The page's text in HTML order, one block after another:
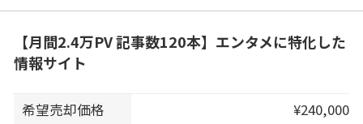
【月間2.4万PV 記事数120本】エンタメに特化した
情報サイト
希望売却価格
¥240,000